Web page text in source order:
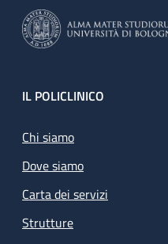
Footer
IL POLICLINICO
Chi siamo
Dove siamo
Carta dei servizi
Strutture